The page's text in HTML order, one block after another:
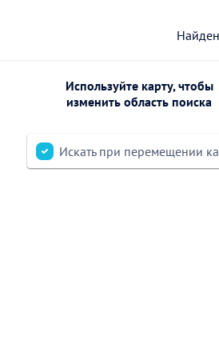
Используйте карту, чтобы
изменить область поиска
Искать при перемещении